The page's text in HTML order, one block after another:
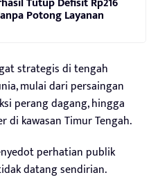
Potong Layanan
strategis di tengah
mulai dari persaingan
perang dagang, hingga
di kawasan Timur Tengah.
perhatian publik
datang sendirian.